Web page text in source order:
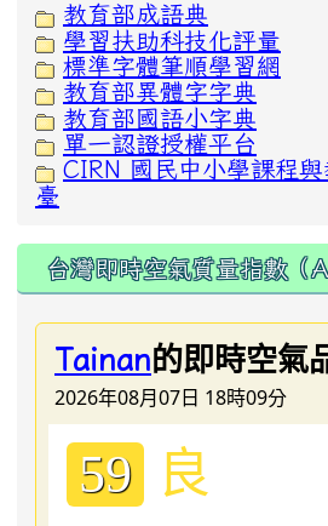
教育部成語典
學習扶助科技化評量
標準字體筆順學習網
教育部異體字字典
教育部國語小字典
單一認證授權平台
CIRN 國民中小學課程
臺
台灣即時空氣質量指數（
Tainan的即時空氣
2026年08月07日 18時09分
59 良